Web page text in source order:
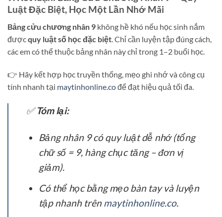
Luật Đặc Biệt, Học Một Lần Nhớ Mãi
Bảng cửu chương nhân 9 không hề khó nếu học sinh nắm
đượcquy luật số học đặc biệt. Chỉ cần luyện tập đúng cách,
các em có thể thuộc bảng nhân này chỉ trong 1–2 buổi học.
👉 Hãy kết hợp học truyền thống, mẹo ghi nhớ và công cụ
tính nhanh tại maytinhonline.cođể đạt hiệu quả tối đa.
✅Tóm lại:
Bảng nhân 9 có quy luật dễ nhớ (tổng
chữ số = 9, hàng chục tăng – đơn vị
giảm).
Có thể học bằng mẹo bàn tay và luyện
tập nhanh trênmaytinhonline.co.